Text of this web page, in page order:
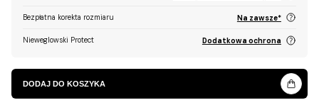
Bezpłatna korekta rozmiaru Na zawsze*
Nieweglowski Protect Dodatkowa ochrona
DODAJ DO KOSZYKA